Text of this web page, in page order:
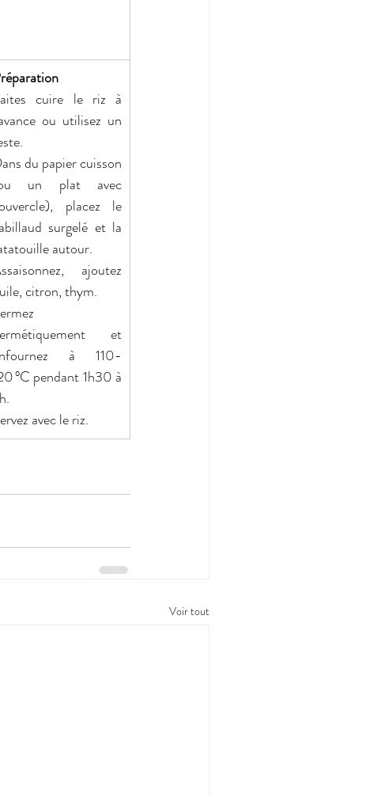
cuire le riz à
ou utilisez un
du papier cuisson
un plat avec
placez le
surgelé et la
autour.
ajoutez
citron, thym.
et
à 110-
°C pendant 1h30 à
avec le riz.
Voir tout